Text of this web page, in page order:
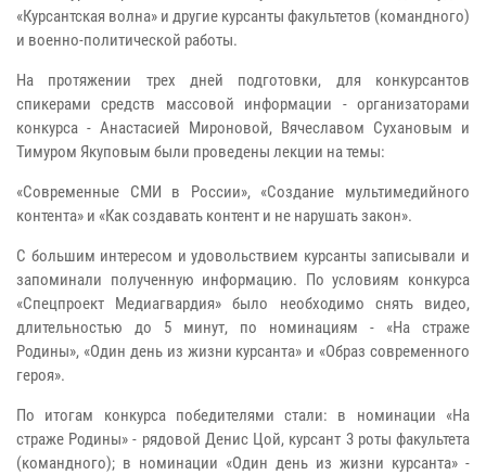
«Курсантская волна» и другие курсанты факультетов (командного)
и военно-политической работы.
На протяжении трех дней подготовки, для конкурсантов
спикерами средств массовой информации - организаторами
конкурса - Анастасией Мироновой, Вячеславом Сухановым и
Тимуром Якуповым были проведены лекции на темы:
«Современные СМИ в России», «Создание мультимедийного
контента» и «Каксоздавать контент и не нарушать закон».
С большим интересом иудовольствием курсанты записывали и
запоминали полученную информацию.
По условиям конкурса
«Спецпроект Медиагвардия» было необходимо снять видео,
длительностью до 5 минут, по номинациям - «На страже
Родины», «Один день из жизни курсанта» и «Образ современного
героя».
По итогам конкурса победителями стали: в номинации «На
страже Родины» - рядовой Денис Цой, курсант 3 роты факультета
(командного); в номинации «Один день из жизни курсанта» -